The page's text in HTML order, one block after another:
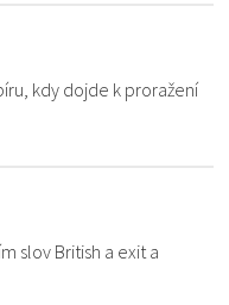
kdy dojde k proražení
slov British a exit a